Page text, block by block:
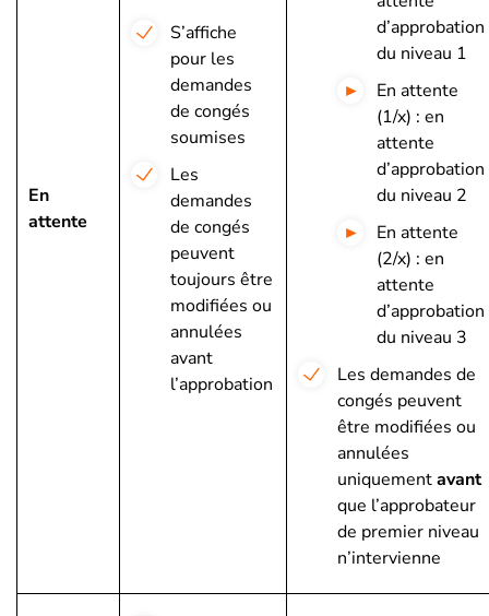
En
attente
S’affiche
pour les
demandes
de congés
soumises
Les
demandes
de congés
peuvent
toujours être
modifiées ou
annulées
avant
l’approbation
d’approbation
du niveau 1
En attente
(1/x) : en
attente
d’approbation
du niveau 2
En attente
(2/x) : en
attente
d’approbation
du niveau 3
Les demandes de
congés peuvent
être modifiées ou
annulées
uniquementavant
que l’approbateur
de premier niveau
n’intervienne